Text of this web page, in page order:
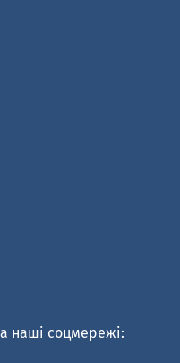
наші соцмережі: